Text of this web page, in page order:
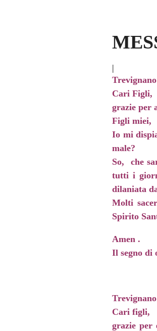
|
Cari Figli,
grazie per
Figli miei,
Io mi
male?
So, che
tutti i
dilaniata
Molti
Spirito
Amen .
Il segno di
Cari figli,
grazie per